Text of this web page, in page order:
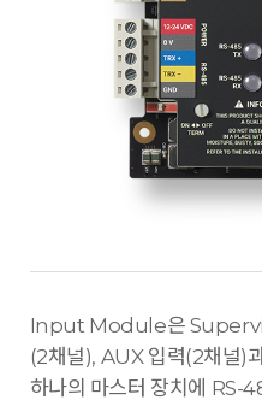
Input Module은
(2채널), AUX 입력(2채널)
하나의 마스터 장치에 RS-